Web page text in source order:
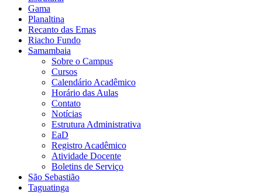
Gama
Planaltina
Recanto das Emas
Riacho Fundo
Samambaia
Sobre o Campus
Cursos
Calendário Acadêmico
Horário das Aulas
Contato
Notícias
Estrutura Administrativa
EaD
Registro Acadêmico
Atividade Docente
Boletins de Serviço
São Sebastião
Taguatinga